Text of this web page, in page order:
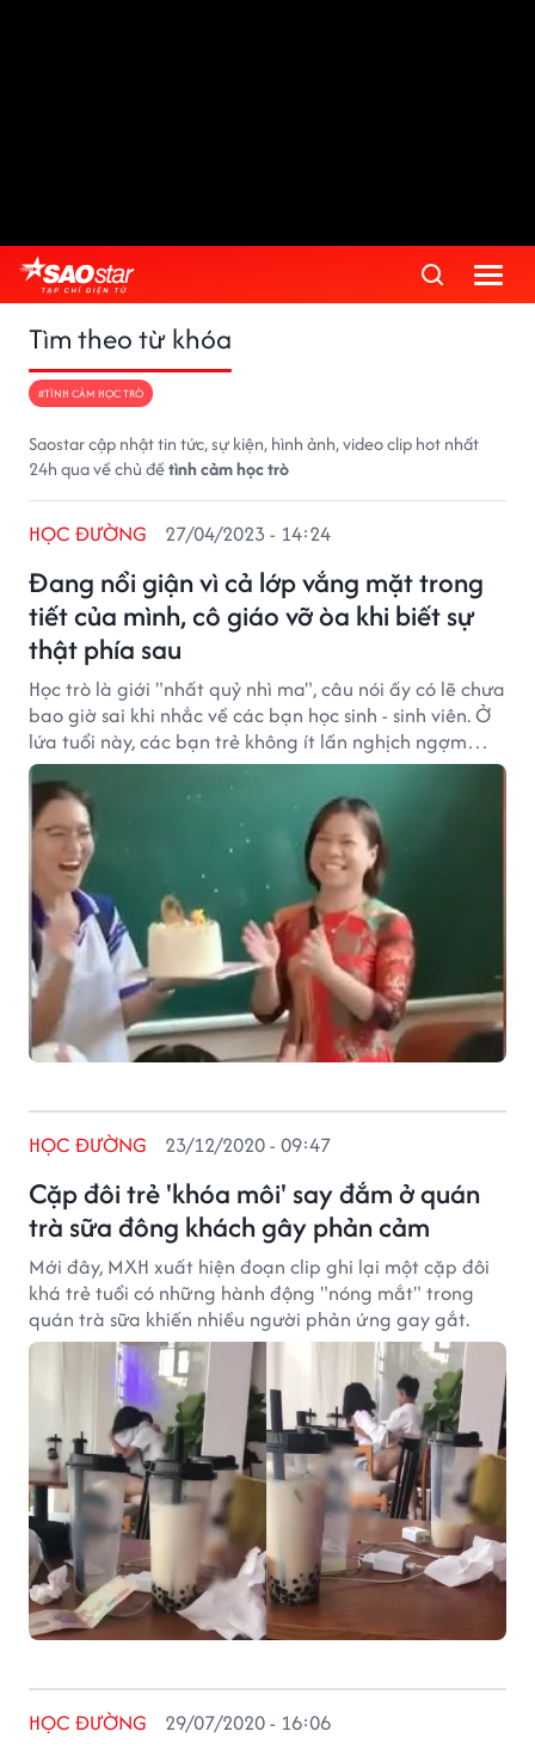
Tìm theo từ khóa
#TÌNH CẢM HỌC TRÒ
Saostar cập nhật tin tức, sự kiện, hình ảnh, video clip hot nhất
24h qua về chủ đềtình cảm học trò
Đang nổi giận vì cả lớp vắng mặt trong
tiết của mình, cô giáo vỡ òa khi biết sự
thật phía sau
HỌC ĐƯỜNG 27/04/2023 - 14:24
Học trò là giới "nhất quỷ nhì ma", câu nói ấy có lẽ chưa
bao giờ sai khi nhắc về các bạn học sinh - sinh viên. Ở
lứa tuổi này, các bạn trẻ không ít lần nghịch ngợm
khiến thầy cô giáo không khỏi phiền lòng; thế nhưng,
cũng chính các bạn là người mang đến những cảm
xúc khó quên với các cô thầy của mình. Tình huống
dưới đây là một điển hình!
Cặp đôi trẻ 'khóa môi' say đắm ở quán
trà sữa đông khách gây phản cảm
HỌC ĐƯỜNG 23/12/2020 - 09:47
Mới đây, MXH xuất hiện đoạn clip ghi lại một cặp đôi
khá trẻ tuổi có những hành động "nóng mắt" trong
quán trà sữa khiến nhiều người phản ứng gay gắt.
HỌC ĐƯỜNG 29/07/2020 - 16:06